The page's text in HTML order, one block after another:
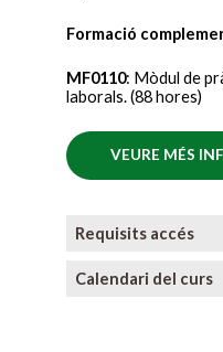
Formació
MF0110: Mòdul de
laborals. (88 hores)
VEURE MÉS
Requisits accés
Calendari del curs